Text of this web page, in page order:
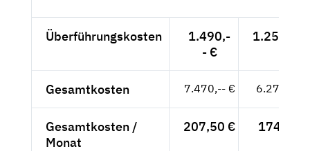
Überführungskosten
1.490,-
- €
1.252,10
Gesamtkosten 7.470,-- € 6.277,31
Gesamtkosten /
Monat
207,50 € 174,37 €